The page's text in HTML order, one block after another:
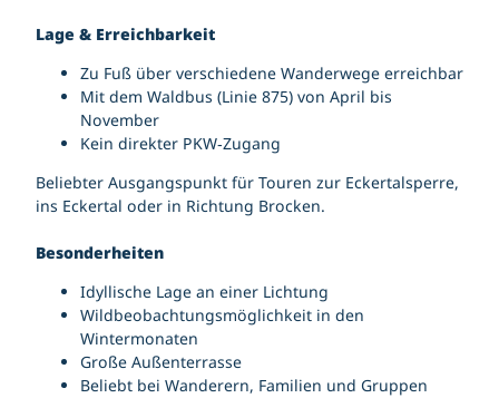
Lage & Erreichbarkeit
Zu Fuß über verschiedene Wanderwege erreichbar
Mit dem Waldbus (Linie 875) von April bis
November
Kein direkter PKW‑Zugang
Beliebter Ausgangspunkt für Touren zur Eckertalsperre,
ins Eckertal oder in Richtung Brocken.
Besonderheiten
Idyllische Lage an einer Lichtung
Wildbeobachtungsmöglichkeit in den
Wintermonaten
Große Außenterrasse
Beliebt bei Wanderern, Familien und Gruppen